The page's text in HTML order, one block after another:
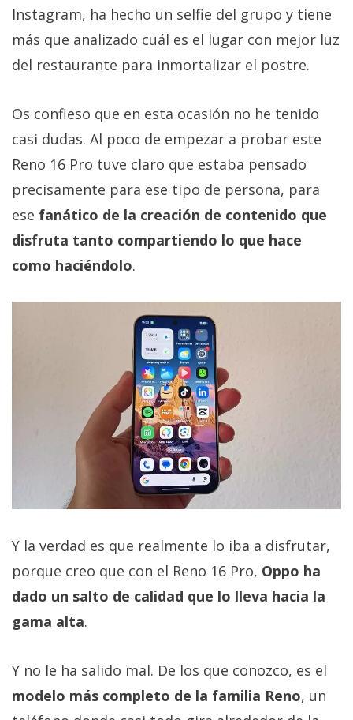
Instagram, ha hecho un selfie del grupo y tiene
más que analizado cuál es el lugar con mejor luz
del restaurante para inmortalizar el postre.
Os confieso que en esta ocasión no he tenido
casi dudas. Al poco de empezar a probar este
Reno 16 Pro tuve claro que estaba pensado
precisamente para ese tipo de persona, para
ese fanático de la creación de contenido que
disfruta tanto compartiendo lo que hace
como haciéndolo.
Y la verdad es que realmente lo iba a disfrutar,
porque creo que con el Reno 16 Pro, Oppo ha
dado un salto de calidad que lo lleva hacia la
gama alta.
Y no le ha salido mal. De los que conozco, es el
modelo más completo de la familia Reno, un